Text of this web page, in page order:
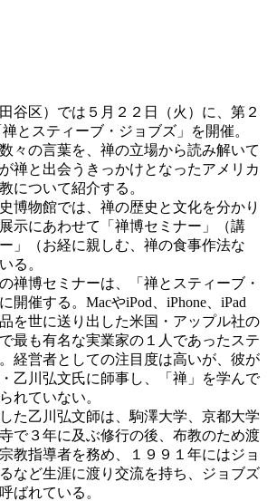
谷区）では５月２２日（火）に、第２
とスティーブ・ジョブズ」を開催。
々の言葉を、禅の立場から読み解いて
禅と出会うきっかけとなったアメリカ
について紹介する。
博物館では、禅の歴史と文化を分かり
示にあわせて「禅博セミナー」（講
」（お経に親しむ、禅の食事作法な
る。
禅博セミナーは、「禅とスティーブ・
開催する。MacやiPod、iPhone、iPad
を世に送り出した米国・アップル社の
最も有名な実業家の１人であったステ
経営者としての注目度は高いが、彼が
乙川弘文氏に師事し、「禅」を学んで
れていない。
た乙川弘文師は、駒澤大学、京都大学
で３年に及ぶ修行の後、布教のため渡
教指導者を務め、１９９１年にはジョ
など生涯に渡り交流を持ち、ジョブズ
ばれている。